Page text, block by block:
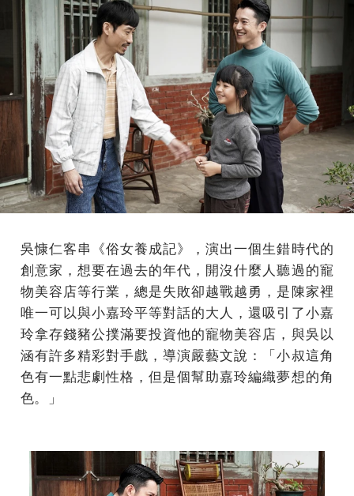
吳慷仁客串《俗女養成記》，演出一個生錯時代的
創意家，想要在過去的年代，開沒什麼人聽過的寵
物美容店等行業，總是失敗卻越戰越勇，是陳家裡
唯一可以與小嘉玲平等對話的大人，還吸引了小嘉
玲拿存錢豬公撲滿要投資他的寵物美容店，與吳以
涵有許多精彩對手戲，導演嚴藝文說：「小叔這角
色有一點悲劇性格，但是個幫助嘉玲編織夢想的角
色。」